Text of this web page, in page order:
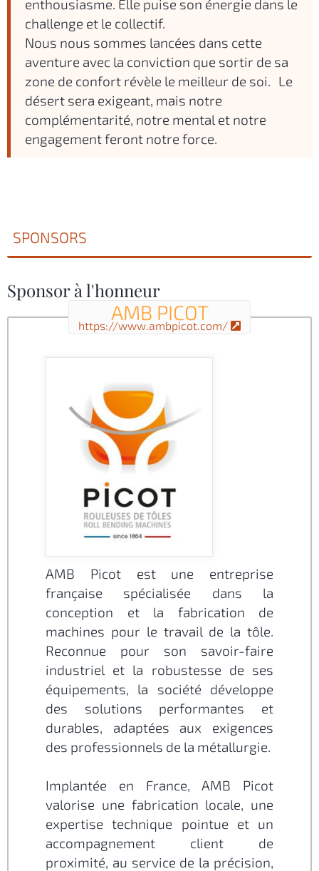
enthousiasme. Elle puise son énergie dans le
challenge et le collectif.
Nous nous sommes lancées dans cette
aventure avec la conviction que sortir de sa
zone de confort révèle le meilleur de soi. Le
désert sera exigeant, mais notre
complémentarité, notre mental et notre
engagement feront notre force.
SPONSORS
Sponsor à l'honneur
AMB PICOT
https://www.ambpicot.com/
AMB Picot est une entreprise
française spécialisée dans la
conception et la fabrication de
machines pour le travail de la tôle.
Reconnue pour son savoir-faire
industriel et la robustesse de ses
équipements, la société développe
des solutions performantes et
durables, adaptées aux exigences
des professionnels de la métallurgie.
Implantée en France, AMB Picot
valorise une fabrication locale, une
expertise technique pointue et un
accompagnement client de
proximité, au service de la précision,